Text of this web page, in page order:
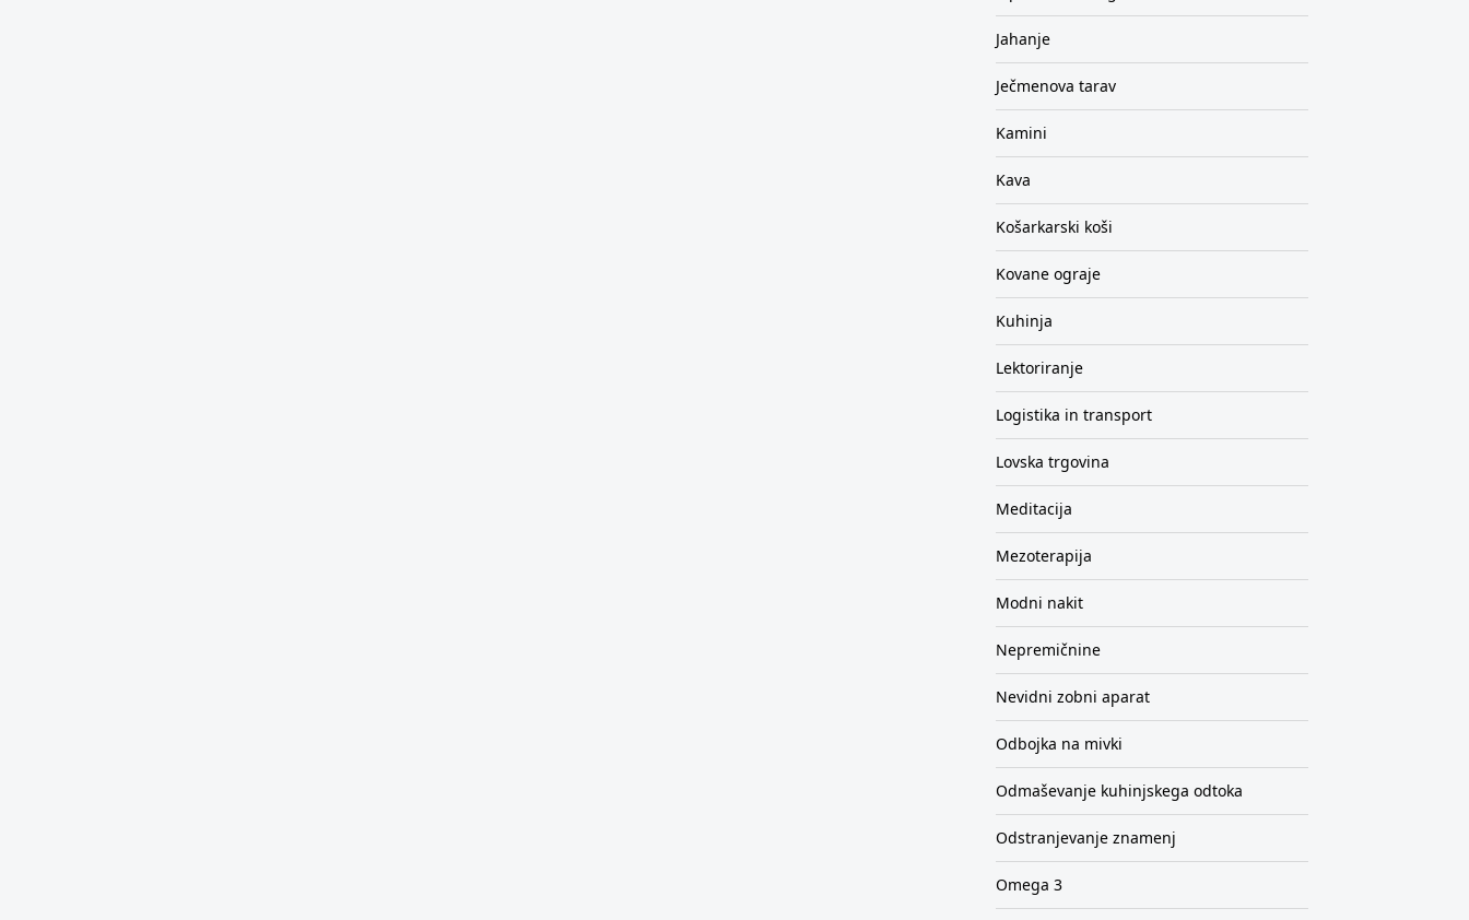
Jahanje
Ječmenova tarav
Kamini
Kava
Košarkarski koši
Kovane ograje
Kuhinja
Lektoriranje
Logistika in transport
Lovska trgovina
Meditacija
Mezoterapija
Modni nakit
Nepremičnine
Nevidni zobni aparat
Odbojka na mivki
Odmaševanje kuhinjskega odtoka
Odstranjevanje znamenj
Omega 3